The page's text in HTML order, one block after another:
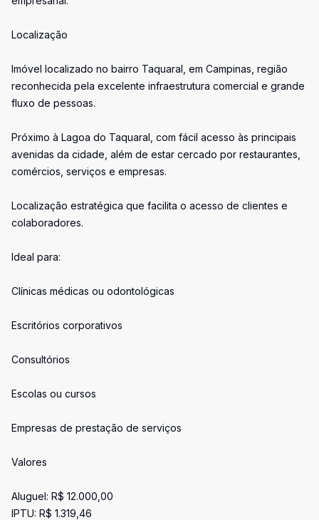
Localização
Imóvel localizado no bairro Taquaral, em Campinas, região
reconhecida pela excelente infraestrutura comercial e grande
fluxo de pessoas.
Próximo à Lagoa do Taquaral, com fácil acesso às principais
avenidas da cidade, além de estar cercado por restaurantes,
comércios, serviços e empresas.
Localização estratégica que facilita o acesso de clientes e
colaboradores.
Ideal para:
Clínicas médicas ou odontológicas
Escritórios corporativos
Consultórios
Escolas ou cursos
Empresas de prestação de serviços
Valores
Aluguel: R$ 12.000,00
IPTU: R$ 1.319,46